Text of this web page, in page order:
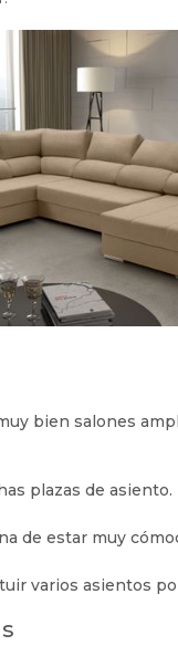
bien salones
plazas de asiento.
de estar muy
varios asientos